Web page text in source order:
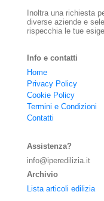
Inoltra una richiesta
diverse aziende e
rispecchia le tue
Info e contatti
Home
Privacy Policy
Cookie Policy
Termini e Condizioni
Contatti
Assistenza?
info@iperedilizia.it
Archivio
Lista articoli edilizia